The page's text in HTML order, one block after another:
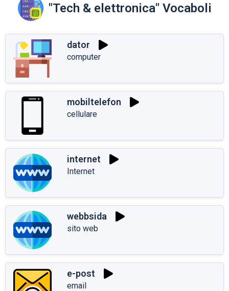
"Tech & elettronica" Vocaboli
dator
computer
mobiltelefon
cellulare
internet
Internet
webbsida
sito web
e-post
email